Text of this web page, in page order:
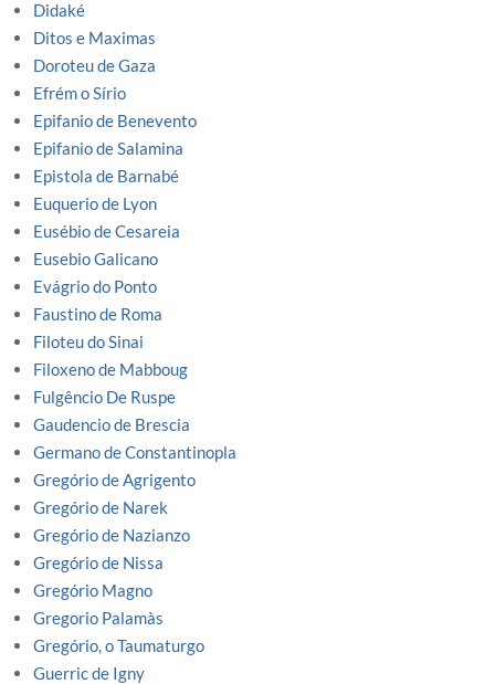
Didaké
Ditos e Maximas
Doroteu de Gaza
Efrém o Sírio
Epifanio de Benevento
Epifanio de Salamina
Epistola de Barnabé
Euquerio de Lyon
Eusébio de Cesareia
Eusebio Galicano
Evágrio do Ponto
Faustino de Roma
Filoteu do Sinai
Filoxeno de Mabboug
Fulgêncio De Ruspe
Gaudencio de Brescia
Germano de Constantinopla
Gregório de Agrigento
Gregório de Narek
Gregório de Nazianzo
Gregório de Nissa
Gregório Magno
Gregorio Palamàs
Gregório, o Taumaturgo
Guerric de Igny